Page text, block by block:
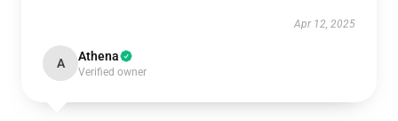
Apr 12, 2025
A Athena
Verified owner